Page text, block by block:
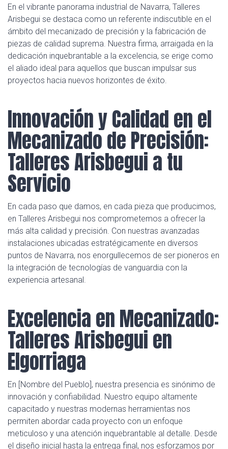
En el vibrante panorama industrial de Navarra, Talleres
Arisbegui se destaca como un referente indiscutible en el
ámbito del mecanizado de precisión y la fabricación de
piezas de calidad suprema. Nuestra firma, arraigada en la
dedicación inquebrantable a la excelencia, se erige como
el aliado ideal para aquellos que buscan impulsar sus
proyectos hacia nuevos horizontes de éxito.
Innovación y Calidad en el
Mecanizado de Precisión:
Talleres Arisbegui a tu
Servicio
En cada paso que damos, en cada pieza que producimos,
en Talleres Arisbegui nos comprometemos a ofrecer la
más alta calidad y precisión. Con nuestras avanzadas
instalaciones ubicadas estratégicamente en diversos
puntos de Navarra, nos enorgullecemos de ser pioneros en
la integración de tecnologías de vanguardia con la
experiencia artesanal.
Excelencia en Mecanizado:
Talleres Arisbegui en
Elgorriaga
En [Nombre del Pueblo], nuestra presencia es sinónimo de
innovación y confiabilidad. Nuestro equipo altamente
capacitado y nuestras modernas herramientas nos
permiten abordar cada proyecto con un enfoque
meticuloso y una atención inquebrantable al detalle. Desde
el diseño inicial hasta la entrega final, nos esforzamos por